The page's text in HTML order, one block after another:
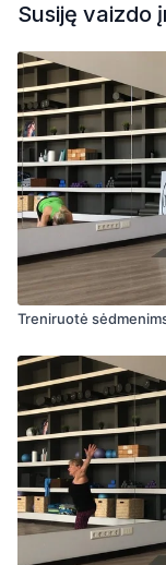
Susiję vaizdo
Treniruotė